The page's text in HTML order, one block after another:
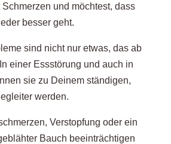
und möchtest, dass
besser geht.
sind nicht nur etwas, das ab
einer Essstörung und auch in
sie zu Deinem ständigen,
werden.
Verstopfung oder ein
Bauch beeinträchtigen